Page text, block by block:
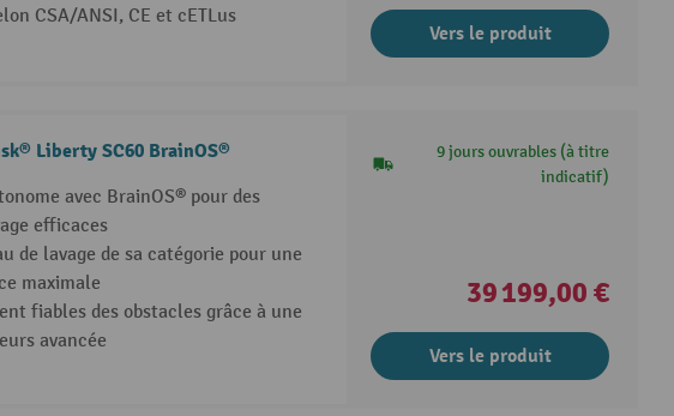
CSA/ANSI, CE et cETLus
Vers le produit
Liberty SC60 BrainOS®
avec BrainOS® pour des
efficaces
de lavage de sa catégorie pour une
maximale
fiables des obstacles grâce à une
avancée
9 jours ouvrables (à titre
indicatif)
39 199,00 €
Vers le produit